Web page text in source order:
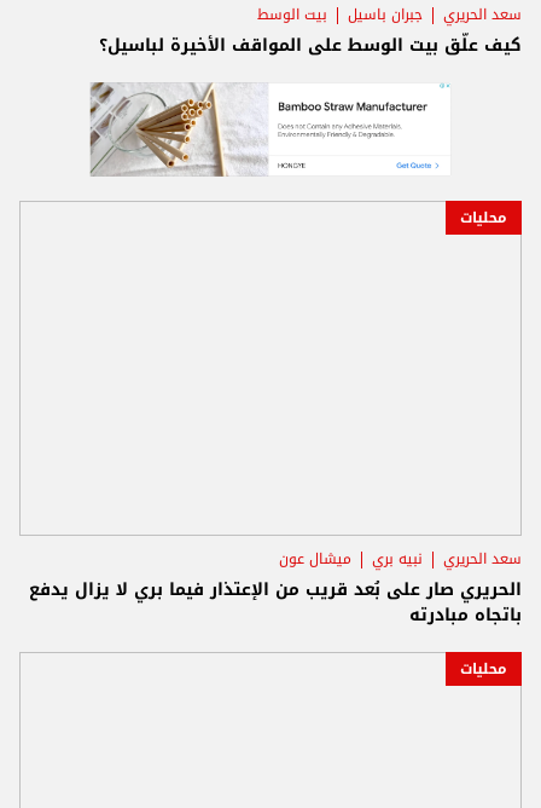
سعد الحريري جبران باسيل بيت الوسط
كيف علّق بيت الوسط على المواقف الأخيرة لباسيل؟
محليات
سعد الحريري نبيه بري ميشال عون
الحريري صار على بُعد قريب من الإعتذار فيما بري لا يزال يدفع
باتجاه مبادرته
محليات